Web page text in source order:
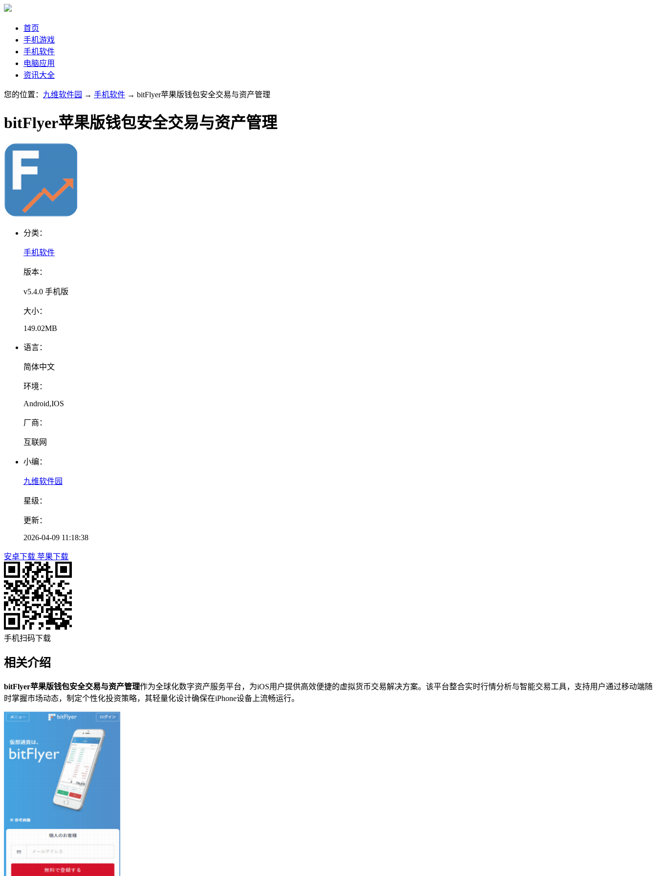
首页
手机游戏
手机软件
电脑应用
资讯大全
您的位置： 九维软件园 → 手机软件 → bitFlyer苹果版钱包安全交易与资产管理
bitFlyer苹果版钱包安全交易与资产管理
分类：
手机软件
版本：
v5.4.0 手机版
大小：
149.02MB
语言：
简体中文
环境：
Android,IOS
厂商：
互联网
小编：
九维软件园
星级：
更新：
2026-04-09 11:18:38
安卓下载 苹果下载
手机扫码下载
相关介绍
bitFlyer苹果版钱包安全交易与资产管理作为全球化数字资产服务平台，为iOS用户提供高效便捷的虚拟货币交易解决方案。该平台整合实时行情分析与智能交易工具，支持用户通过移动端随
时掌握市场动态，制定个性化投资策略，其轻量化设计确保在iPhone设备上流畅运行。